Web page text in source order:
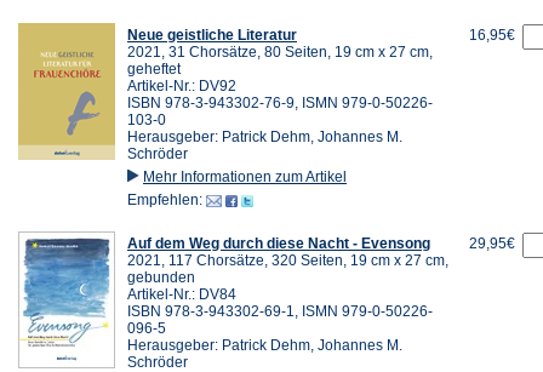
Neue geistliche Literatur
2021, 31 Chorsätze, 80 Seiten, 19 cm x 27 cm,
geheftet
Artikel-Nr.: DV92
ISBN 978-3-943302-76-9, ISMN 979-0-50226-
103-0
Herausgeber: Patrick Dehm, Johannes M.
Schröder
Mehr Informationen zum Artikel
Empfehlen:
16,95€
Auf dem Weg durch diese Nacht - Evensong
2021, 117 Chorsätze, 320 Seiten, 19 cm x 27 cm,
gebunden
Artikel-Nr.: DV84
ISBN 978-3-943302-69-1, ISMN 979-0-50226-
096-5
Herausgeber: Patrick Dehm, Johannes M.
Schröder
29,95€